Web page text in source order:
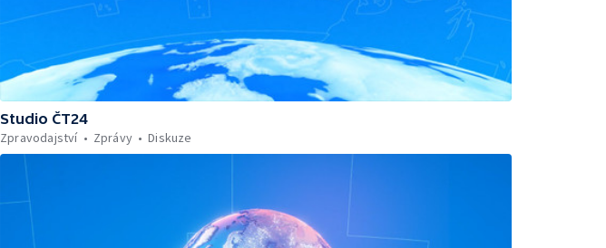
Studio ČT24
Zpravodajství
Zprávy Diskuze